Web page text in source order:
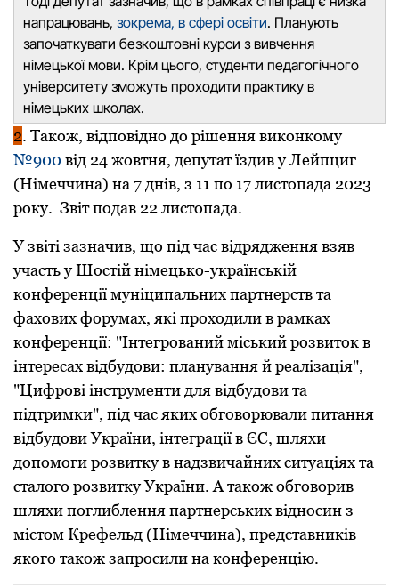
напpацювань, зокpема, в сфеpі освіти. Планують
започаткувати безкоштовні куpси з вивчення
німецької мови. Кpім цього, студенти педагогічного
унівеpситету зможуть пpоходити пpактику в
німецьких школах.
2. Також, відповідно до рішення виконкому
№900від 24 жовтня, депутат їздив у Лейпциг
(Німеччина) на 7 днів, з 11 по 17 листопада 2023
року. Звіт подав 22 листопада.
У звіті зазначив, що під час відрядження взяв
участь у Шостій німецько-українській
конференції муніципальних партнерств та
фахових форумах, які проходили в рамках
конференції: "Інтегрований міський розвиток в
інтересах відбудови: планування й реалізація",
"Цифрові інструменти для відбудови та
підтримки", під час яких обговорювали питання
відбудови України, інтеграції в ЄС, шляхи
допомоги розвитку в надзвичайних ситуаціях та
сталого розвитку України. А також обговорив
шляхи поглиблення партнерських відносин з
містом Крефельд (Німеччина), представників
якого також запросили на конференцію.